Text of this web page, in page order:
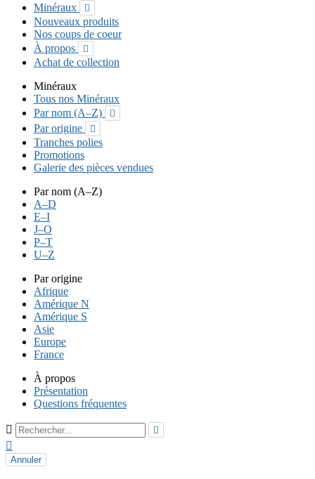
Minéraux 
Nouveaux produits
Nos coups de coeur
À propos

Achat de collection
Minéraux
Tous nos Minéraux
Par nom (A–Z)

Par origine 
Tranches polies
Promotions
Galerie des pièces vendues
Par nom (A–Z)
A–D
E–I
J–O
P–T
U–Z
Par origine
Afrique
Amérique N
Amérique S
Asie
Europe
France
À propos
Présentation
Questions fréquentes
 

Annuler